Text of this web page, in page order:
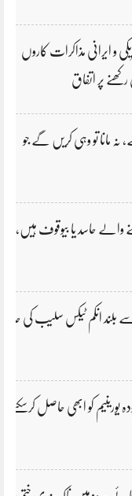
و ایرانی مذاکرات کاروں
پر اتفاق
مانا تو وہی کریں گے جو
والے حاسد یا بیوقوف ہیں،
بلند انکم ٹیکس سلیب کی حد
یورینیم کو ابھی حاصل کرسکتے